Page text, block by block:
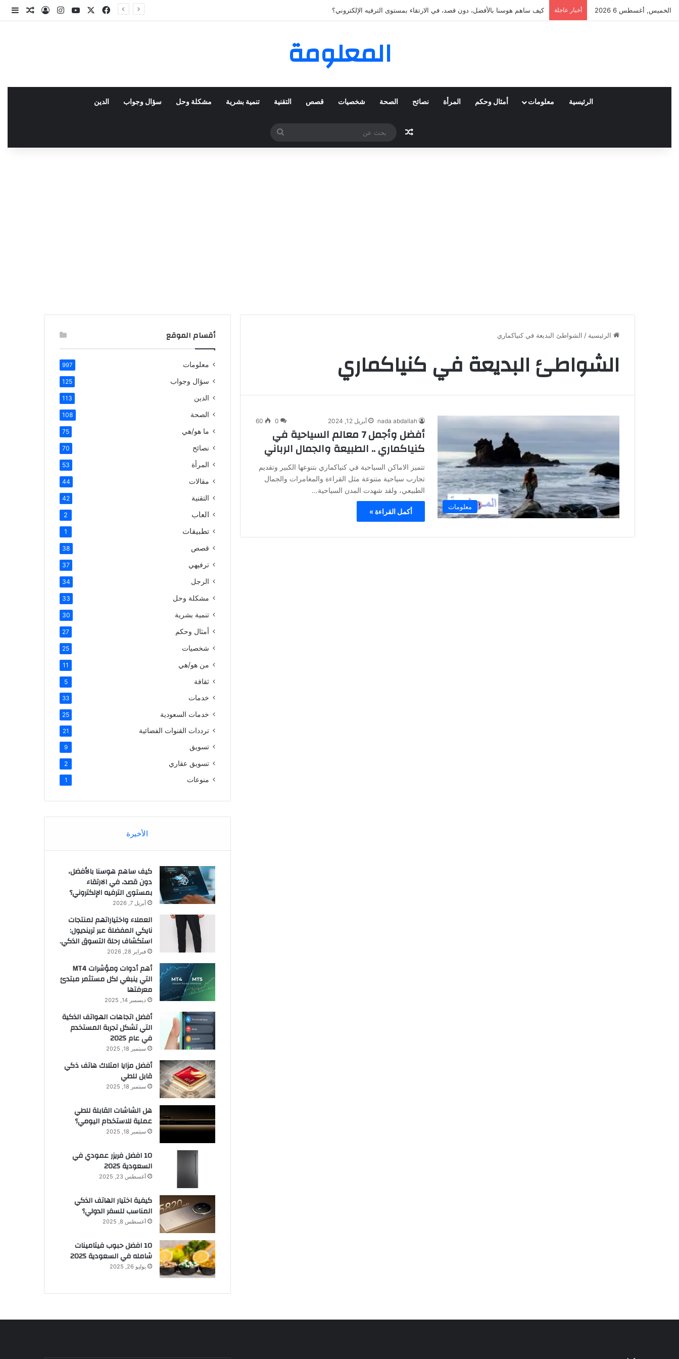
الخميس, أغسطس 6 2026 أخبار عاجلة العملاء واختياراتهم لمنتجات نايكي المفضلة عبر ترينديول: استكشاف رحلة التسوق الذكي. فيسبوك يوتيوبانستقرام
تسجيلمقال
المعلومة
الرئيسية معلومات أمثال وحكم المرأة نصائح الصحة شخصيات قصص التقنية تنمية بشرية مشكلة وحل سؤال وجواب الدين
مقال عشوائي
بحث
عن
الرئيسية / الشواطئ البديعة في كنياكماري
الشواطئ البديعة في كنياكماري
معلومات
nada abdallah أبريل 12, 2024 0
60
أفضل وأجمل 7 معالم السياحية في
كنياكماري .. الطبيعة والجمال الرباني
تتميز الاماكن السياحية في كنياكماري بتنوعها الكبير وتقديم
تجارب سياحية متنوعة مثل القراءة والمغامرات والجمال
الطبيعي، ولقد شهدت المدن السياحية…
أكمل القراءة »
أقسام الموقع
معلومات 997
سؤال وجواب 125
الدين 113
الصحة 108
ما هو/هي 75
نصائح 70
المرأة 53
مقالات 44
التقنية 42
العاب 2
تطبيقات 1
قصص 38
ترفيهي 37
الرجل 34
مشكلة وحل 33
تنمية بشرية 30
أمثال وحكم 27
شخصيات 25
من هو/هي 11
ثقافة 5
خدمات 33
خدمات السعودية 25
ترددات القنوات الفضائية 21
تسويق 9
تسويق عقاري 2
منوعات 1
الأخيرة
كيف ساهم هوسنا بالأفضل،
دون قصد، في الارتقاء
بمستوى الترفيه الإلكتروني؟
أبريل 7, 2026
العملاء واختياراتهم لمنتجات
نايكي المفضلة عبر ترينديول:
استكشاف رحلة التسوق الذكي.
فبراير 28, 2026
أهم أدوات ومؤشرات MT4
التي ينبغي لكل مستثمر مبتدئ
معرفتها
ديسمبر 14, 2025
أفضل اتجاهات الهواتف الذكية
التي تشكل تجربة المستخدم
في عام 2025
سبتمبر 18, 2025
أفضل مزايا امتلاك هاتف ذكي
قابل للطي
سبتمبر 18, 2025
هل الشاشات القابلة للطي
عملية للاستخدام اليومي؟
سبتمبر 18, 2025
10 افضل فريزر عمودي​ في
السعودية​ 2025
أغسطس 23, 2025
كيفية اختيار الهاتف الذكي
المناسب للسفر الدولي؟
أغسطس 8, 2025
10 افضل حبوب فيتامينات
شامله​ في السعودية 2025
يوليو 26, 2025